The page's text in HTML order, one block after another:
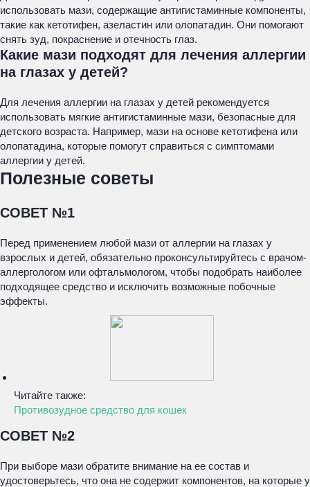
использовать мази, содержащие антигистаминные компоненты,
такие как кетотифен, азеластин или олопатадин. Они помогают
снять зуд, покраснение и отечность глаз.
Какие мази подходят для лечения аллергии
на глазах у детей?
Для лечения аллергии на глазах у детей рекомендуется
использовать мягкие антигистаминные мази, безопасные для
детского возраста. Например, мази на основе кетотифена или
олопатадина, которые помогут справиться с симптомами
аллергии у детей.
Полезные советы
СОВЕТ №1
Перед применением любой мази от аллергии на глазах у
взрослых и детей, обязательно проконсультируйтесь с врачом-
аллергологом или офтальмологом, чтобы подобрать наиболее
подходящее средство и исключить возможные побочные
эффекты.
Читайте также:
Противозудное средство для кошек
СОВЕТ №2
При выборе мази обратите внимание на ее состав и
удостоверьтесь, что она не содержит компонентов, на которые у